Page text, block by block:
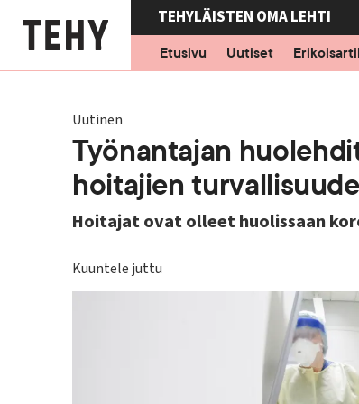
pääsisältöön
TEHYLÄISTEN OMA LEHTI
Etusivu
Uutiset
Uutinen
Työnantajan
hoitajien
Hoitajat ovat olleet huolissaan
Kuuntele juttu